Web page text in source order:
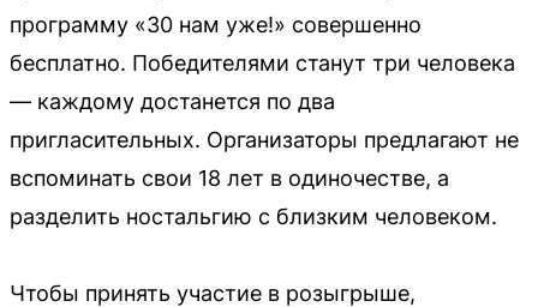
программу «30 нам уже!» совершенно
бесплатно. Победителями станут три человека
— каждому достанется по два
пригласительных. Организаторы предлагают не
вспоминать свои 18 лет в одиночестве, а
разделить ностальгию с близким человеком.
Чтобы принять участие в розыгрыше,